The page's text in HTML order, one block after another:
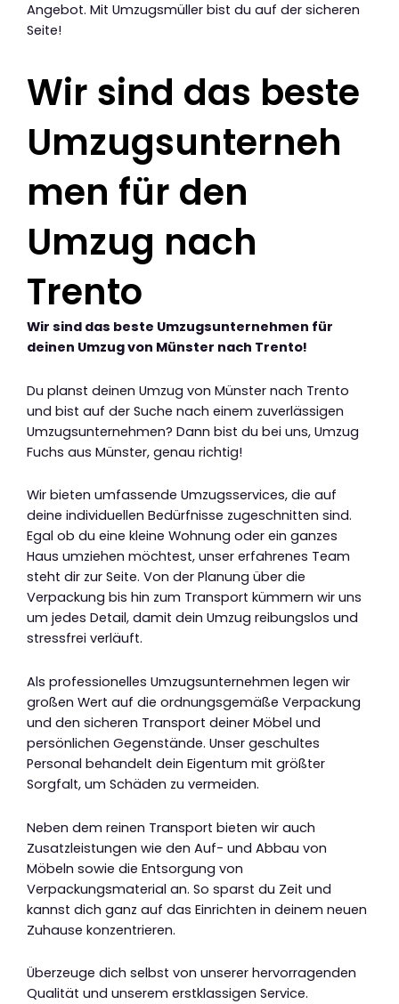
Angebot. Mit Umzugsmüller bist du auf der sicheren
Seite!
Wir sind das beste
Umzugsunterneh
men für den
Umzug nach
Trento
Wir sind das beste Umzugsunternehmen für
deinen Umzug von Münster nach Trento!
Du planst deinen Umzug von Münster nach Trento
und bist auf der Suche nach einem zuverlässigen
Umzugsunternehmen? Dann bist du bei uns, Umzug
Fuchs aus Münster, genau richtig!
Wir bieten umfassende Umzugsservices, die auf
deine individuellen Bedürfnisse zugeschnitten sind.
Egal ob du eine kleine Wohnung oder ein ganzes
Haus umziehen möchtest, unser erfahrenes Team
steht dir zur Seite. Von der Planung über die
Verpackung bis hin zum Transport kümmern wir uns
um jedes Detail, damit dein Umzug reibungslos und
stressfrei verläuft.
Als professionelles Umzugsunternehmen legen wir
großen Wert auf die ordnungsgemäße Verpackung
und den sicheren Transport deiner Möbel und
persönlichen Gegenstände. Unser geschultes
Personal behandelt dein Eigentum mit größter
Sorgfalt, um Schäden zu vermeiden.
Neben dem reinen Transport bieten wir auch
Zusatzleistungen wie den Auf- und Abbau von
Möbeln sowie die Entsorgung von
Verpackungsmaterial an. So sparst du Zeit und
kannst dich ganz auf das Einrichten in deinem neuen
Zuhause konzentrieren.
Überzeuge dich selbst von unserer hervorragenden
Qualität und unserem erstklassigen Service.